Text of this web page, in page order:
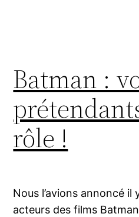
Batman :
rôle !
Nous l’avions annoncé il
acteurs des films